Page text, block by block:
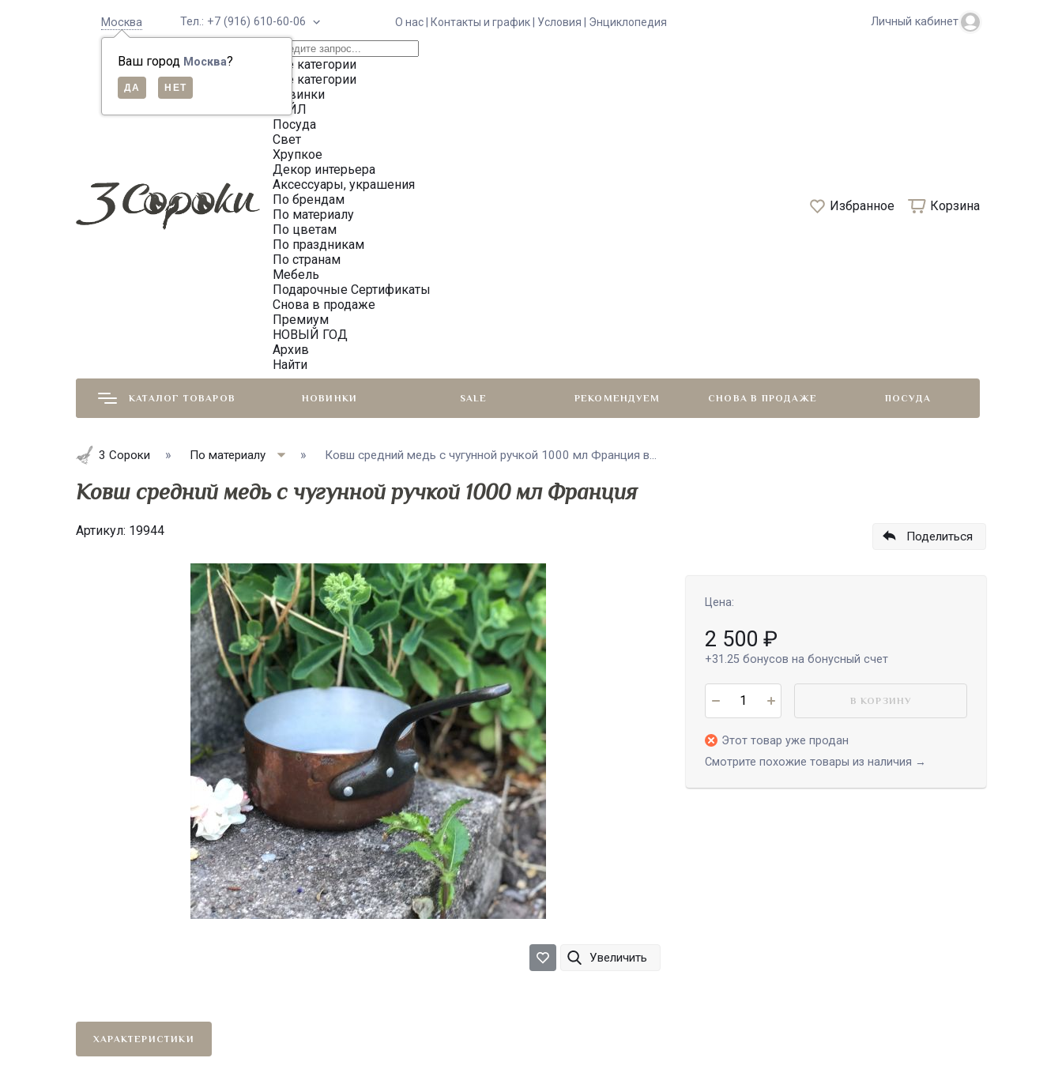
Москва
Ваш город Москва?
Тел.: +7 (916) 610-60-06 О нас | Контакты и график | Условия | Энциклопедия Личный кабинет
Все категории
Все категории
Новинки
СЕЙЛ
Посуда
Свет
Хрупкое
Декор интерьера
Аксессуары, украшения
По брендам
По материалу
По цветам
По праздникам
По странам
Мебель
Подарочные Сертификаты
Снова в продаже
Премиум
НОВЫЙ ГОД
Архив
Найти
Избранное Корзина
КАТАЛОГ ТОВАРОВ НОВИНКИ SALE РЕКОМЕНДУЕМ СНОВА В ПРОДАЖЕ ПОСУДА
3 Сороки По материалу Ковш средний медь с чугунной ручкой 1000 мл Франция в...
Ковш средний медь с чугунной ручкой 1000 мл Франция
Артикул: 19944
Увеличить
Поделиться
Цена:
2 500 ₽
+31.25 бонусов на бонусный счет
В КОРЗИНУ
Этот товар уже продан
Смотрите похожие товары из наличия →
ХАРАКТЕРИСТИКИ